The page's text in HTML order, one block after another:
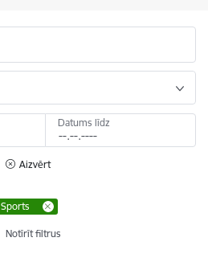
Datums līdz
Aizvērt
Sports
Notīrīt filtrus